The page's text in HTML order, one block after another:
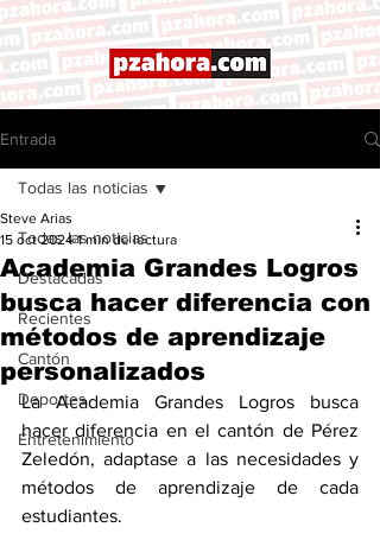
Entrada
Todas las noticias
Destacadas
Recientes
Cantón
Deportes
Entretenimiento
Todas las noticias
Academia Grandes Logros
busca hacer diferencia con
métodos de aprendizaje
personalizados
Steve Arias
15 oct 2024 1 min de lectura
La Academia Grandes Logros busca
hacer diferencia en el cantón de Pérez
Zeledón, adaptase a las necesidades y
métodos de aprendizaje de cada
estudiantes.